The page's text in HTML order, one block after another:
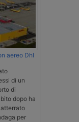
aereo Dhl
di un
di
dopo ha
per